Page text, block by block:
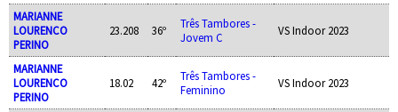
MARIANNE
LOURENCO
PERINO
23.208 36º
Três Tambores -
Jovem C
VS Indoor 2023
MARIANNE
LOURENCO
PERINO
18.02 42º
Três Tambores -
Feminino
VS Indoor 2023